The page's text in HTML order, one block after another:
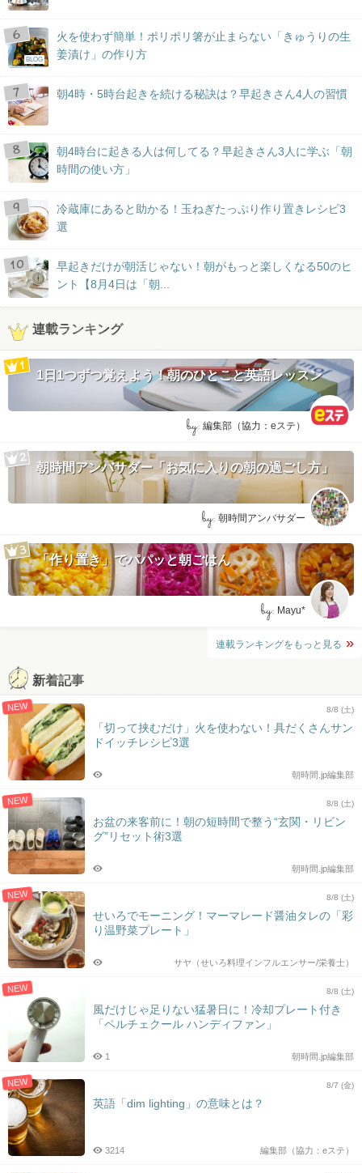
BLOG
火を使わず簡単！ポリポリ箸が止まらない「きゅうりの生
姜漬け」の作り方
朝4時・5時台起きを続ける秘訣は？早起きさん4人の習慣
朝4時台に起きる人は何してる？早起きさん3人に学ぶ「朝
時間の使い方」
冷蔵庫にあると助かる！玉ねぎたっぷり作り置きレシピ3
選
早起きだけが朝活じゃない！朝がもっと楽しくなる50のヒ
ント【8月4日は「朝...
連載ランキング
1日1つずつ覚えよう！朝のひとこと英語レッスン
by: 編集部（協力：eステ）
朝時間アンバサダー「お気に入りの朝の過ごし方」
by: 朝時間アンバサダー
「作り置き」でパパッと朝ごはん
by: Mayu*
連載ランキングをもっと見る
新着記事
NEW 8/8 (土)
「切って挟むだけ」火を使わない！具だくさんサン
ドイッチレシピ3選
朝時間.jp編集部
NEW 8/8 (土)
お盆の来客前に！朝の短時間で整う“玄関・リビン
グ”リセット術3選
朝時間.jp編集部
NEW 8/8 (土)
せいろでモーニング！マーマレード醤油タレの「彩
り温野菜プレート」
サヤ（せいろ料理インフルエンサー/栄養士）
NEW 8/8 (土)
風だけじゃ足りない猛暑日に！冷却プレート付き
「ペルチェクール ハンディファン」
朝時間.jp編集部
1
NEW 8/7 (金)
英語「dim lighting」の意味とは？
編集部（協力：eステ）
3214